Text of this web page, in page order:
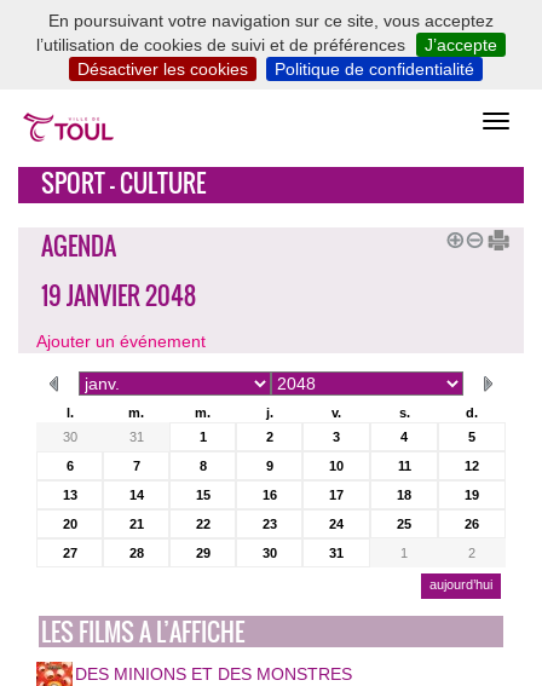
En poursuivant votre navigation sur ce site, vous acceptez
l’utilisation de cookies de suivi et de préférences
J’accepte
Désactiver les cookies
Politique de confidentialité
SPORT - CULTURE
AGENDA
19 JANVIER 2048
Ajouter un événement
l. m. m. j. v. s.
d.
30
31 1 2 3 4
5
6
7 8 9 10 11
12
13
14 15 16 17 18
19
20
21 22 23 24 25
26
27
28 29 30 31 1 2
aujourd’hui
LES FILMS A L’AFFICHE
DES MINIONS ET DES MONSTRES